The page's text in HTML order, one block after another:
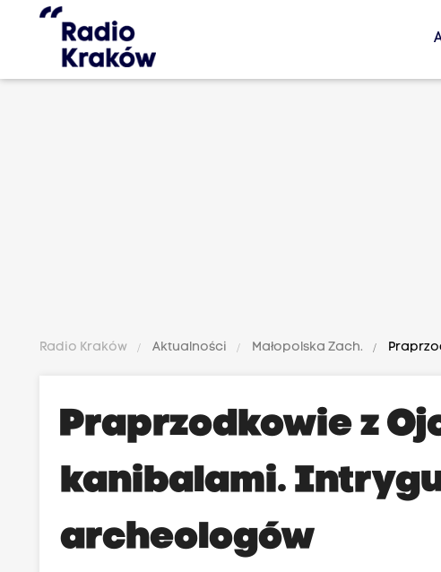
Radio Kraków Aktualności Małopolska Zach.
Praprzodkowie z
kanibalami.
archeologów